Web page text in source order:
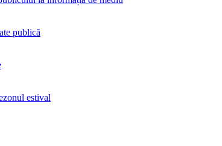
publică
estival